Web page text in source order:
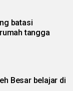
batasi
tangga
Besar belajar di